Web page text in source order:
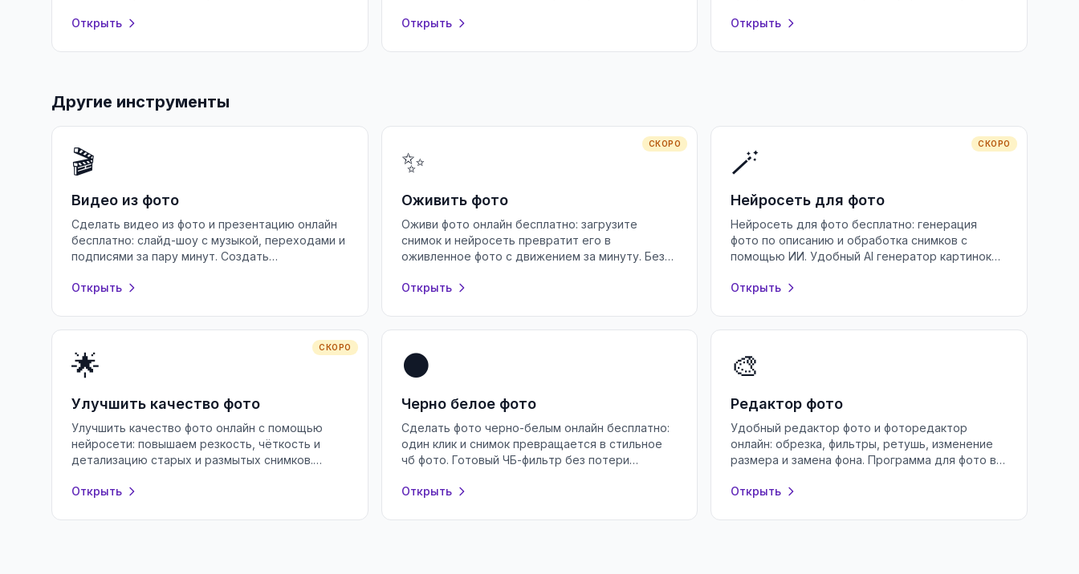
установки.
Открыть
Открыть
регистрации.
Открыть
Другие инструменты
🎬
Видео из фото
Сделать видео из фото и презентацию онлайн
бесплатно: слайд-шоу с музыкой, переходами и
подписями за пару минут. Создать
Открыть
СКОРО
✨
Оживить фото
Оживи фото онлайн бесплатно: загрузите
снимок и нейросеть превратит его в
оживленное фото с движением за минуту. Без
браузере.
Открыть
СКОРО
🪄
Нейросеть для фото
Нейросеть для фото бесплатно: генерация
фото по описанию и обработка снимков с
помощью ИИ. Удобный AI генератор картинок
Открыть
СКОРО
🌟
Улучшить качество фото
Улучшить качество фото онлайн с помощью
нейросети: повышаем резкость, чёткость и
детализацию старых и размытых снимков.
Открыть
⚫
Черно белое фото
Сделать фото черно-белым онлайн бесплатно:
один клик и снимок превращается в стильное
чб фото. Готовый ЧБ-фильтр без потери
Открыть
🎨
Редактор фото
Удобный редактор фото и фоторедактор
онлайн: обрезка, фильтры, ретушь, изменение
размера и замена фона. Программа для фото в
Открыть